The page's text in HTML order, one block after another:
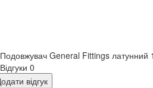
Подовжувач General Fittings
Відгуки 0
відгук